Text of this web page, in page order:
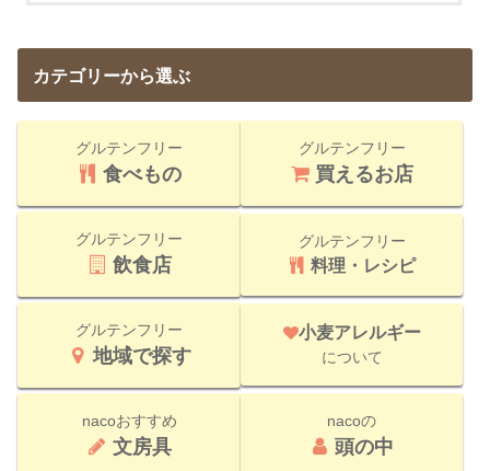
カテゴリーから選ぶ
グルテンフリー
食べもの
グルテンフリー
買えるお店
グルテンフリー
飲食店
グルテンフリー
料理・レシピ
グルテンフリー
地域で探す
小麦アレルギー
について
nacoおすすめ
文房具
nacoの
頭の中